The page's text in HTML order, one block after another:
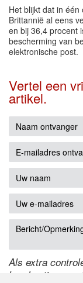
Het blijkt dat in
Brittannië al eens
en bij 36,4 procent
bescherming van
elektronische post.
Vertel een
artikel.
Als extra
handmatige